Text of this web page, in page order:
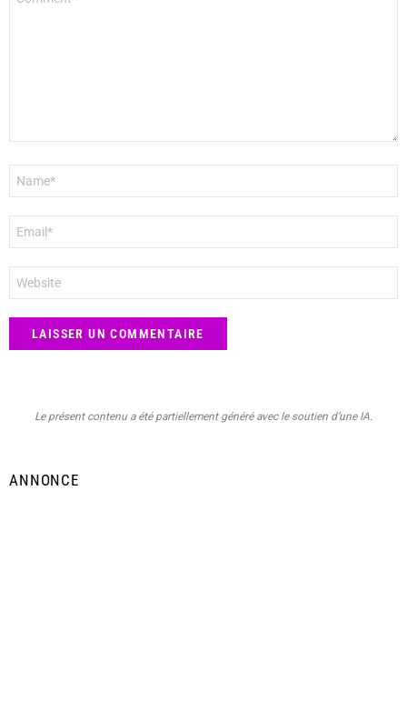
mail
*
web
Le présent contenu a été partiellement généré avec le soutien d’une IA.
ANNONCE